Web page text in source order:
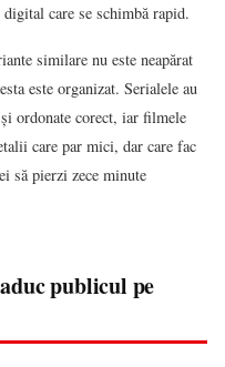
care se schimbă rapid.
similare nu este neapărat
este organizat. Serialele au
ordonate corect, iar filmele
care par mici, dar care fac
să pierzi zece minute
publicul pe